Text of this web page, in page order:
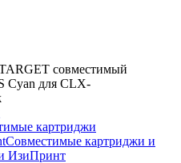
картриджи
Совместимые картриджи и
ИзиПринт